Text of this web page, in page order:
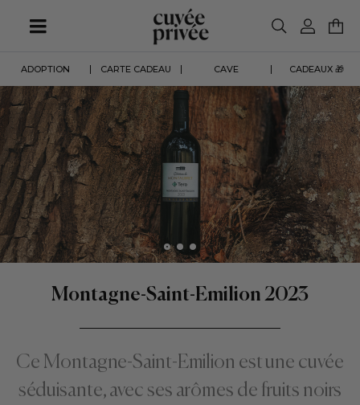
contenu
ADOPTION CARTE CADEAU CAVE CADEAUX 🎁
Montagne-Saint-Emilion 2023
Ce Montagne-Saint-Emilion est une cuvée
séduisante, avec ses arômes de fruits noirs